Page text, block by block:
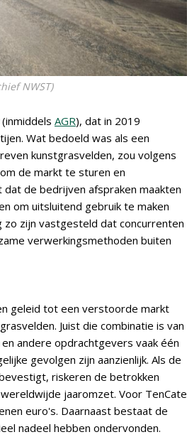
NWST)
AGR), dat in 2019
Wat bedoeld was als een
kunstgrasvelden, zou volgens
de markt te sturen en
de bedrijven afspraken maakten
om uitsluitend gebruik te maken
zo zijn vastgesteld dat concurrenten
verwerkingsmethoden buiten
geleid tot een verstoorde markt
Juist die combinatie is van
andere opdrachtgevers vaak één
gevolgen zijn aanzienlijk. Als de
riskeren de betrokken
jaaromzet. Voor TenCate
euro's. Daarnaast bestaat de
nadeel hebben ondervonden.